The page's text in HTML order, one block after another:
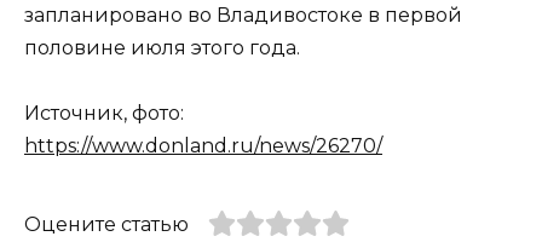
запланировано во Владивостоке в первой
половине июля этого года.
Источник, фото:
https://www.donland.ru/news/26270/
Оцените статью